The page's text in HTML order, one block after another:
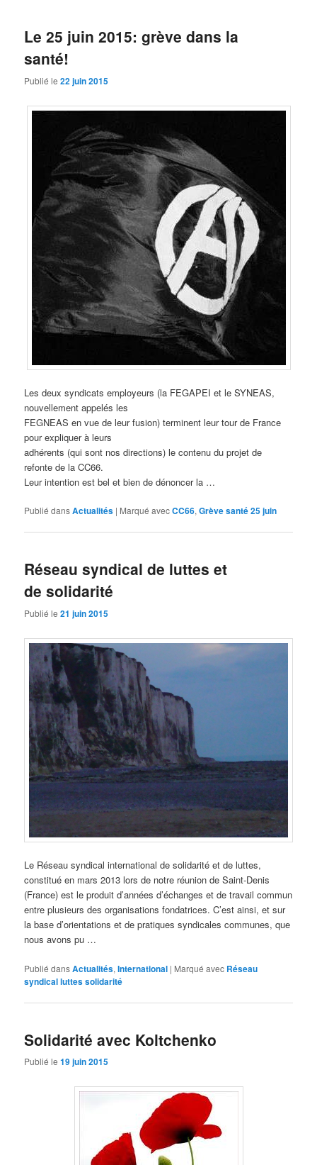
Le 25 juin 2015: grève dans la
santé!
Publié le22 juin 2015
Les deux syndicats employeurs (la FEGAPEI et le SYNEAS,
nouvellement appelés les
FEGNEAS en vue de leur fusion) terminent leur tour de France
pour expliquer à leurs
adhérents (qui sont nos directions) le contenu du projet de
refonte de la CC66.
Leur intention est bel et bien de dénoncer la …
Publié dansActualités | Marqué avecCC66,Grève santé 25 juin
Réseau syndical de luttes et
de solidarité
Publié le21 juin 2015
Le Réseau syndical international de solidarité et de luttes,
constitué en mars 2013 lors de notre réunion de Saint-Denis
(France) est le produit d’années d’échanges et de travail commun
entre plusieurs des organisations fondatrices. C’est ainsi, et sur
la base d’orientations et de pratiques syndicales communes, que
nous avons pu …
Publié dansActualités,International | Marqué avec Réseau
syndical luttes solidarité
Solidarité avec Koltchenko
Publié le19 juin 2015